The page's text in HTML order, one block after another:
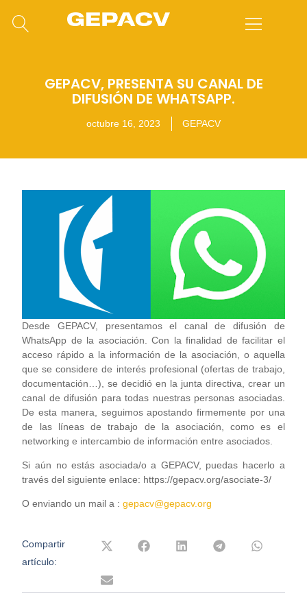
GEPACV, PRESENTA SU CANAL DE
DIFUSIÓN DE WHATSAPP.
octubre 16, 2023 GEPACV
Desde GEPACV, presentamos el canal de difusión de
WhatsApp de la asociación. Con la finalidad de facilitar el
acceso rápido a la información de la asociación, o aquella
que se considere de interés profesional (ofertas de trabajo,
documentación…), se decidió en la junta directiva, crear un
canal de difusión para todas nuestras personas asociadas.
De esta manera, seguimos apostando firmemente por una
de las líneas de trabajo de la asociación, como es el
networking e intercambio de información entre asociados.
Si aún no estás asociada/o a GEPACV, puedas hacerlo a
través del siguiente enlace: https://gepacv.org/asociate-3/
O enviando un mail a :gepacv@gepacv.org
Compartir
artículo: